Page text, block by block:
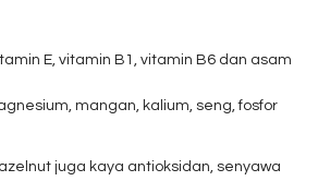
E, vitamin B1, vitamin B6 dan asam
mangan, kalium, seng, fosfor
juga kaya antioksidan, senyawa